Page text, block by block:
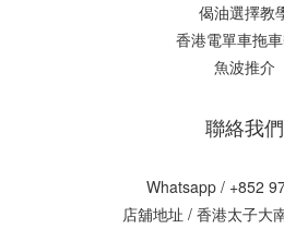
偈油選擇教
香港電單車拖
魚波推介
聯絡我們
Whatsapp / +852
店舖地址 / 香港太子大